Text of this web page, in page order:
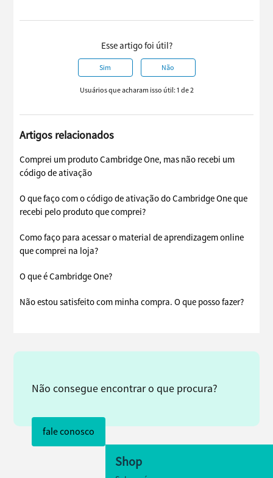
Esse artigo foi útil?
Sim Não
Usuários que acharam isso útil: 1 de 2
Artigos relacionados
Comprei um produto Cambridge One, mas não recebi um
código de ativação
O que faço com o código de ativação do Cambridge One que
recebi pelo produto que comprei?
Como faço para acessar o material de aprendizagem online
que comprei na loja?
O que é Cambridge One?
Não estou satisfeito com minha compra. O que posso fazer?
Não consegue encontrar o que procura?
fale conosco
Shop